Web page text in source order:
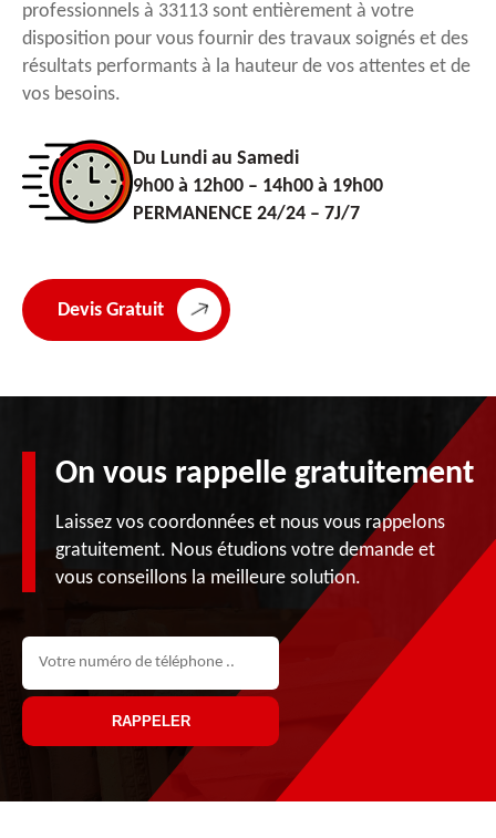
professionnels à 33113 sont entièrement à votre
disposition pour vous fournir des travaux soignés et des
résultats performants à la hauteur de vos attentes et de
vos besoins.
Du Lundi au Samedi
9h00 à 12h00 – 14h00 à 19h00
PERMANENCE 24/24 – 7J/7
Devis Gratuit
On vous rappelle gratuitement
Laissez vos coordonnées et nous vous rappelons
gratuitement. Nous étudions votre demande et
vous conseillons la meilleure solution.